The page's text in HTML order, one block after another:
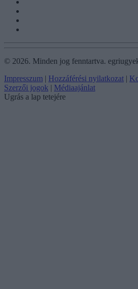
© 2026. Minden jog fenntartva.
Impresszum | Hozzáférési nyilatkozat |
Szerzői jogok | Médiaajánlat
Ugrás a lap tetejére